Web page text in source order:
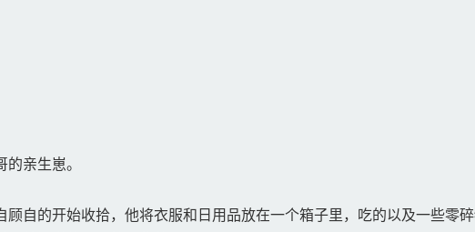
亲生崽。
自的开始收拾，他将衣服和日用品放在一个箱子里，吃的以及一些零